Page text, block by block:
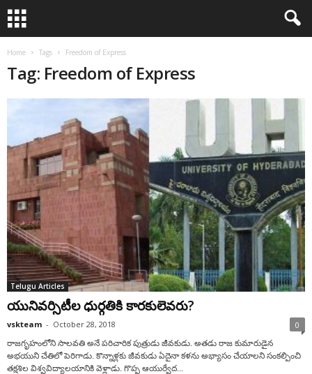
Home Tags Freedom of Express
Tag: Freedom of Express
Telugu Articles
యునివర్సిటీల ధుర్గతికి కారకులెవరు?
vskteam - October 28, 2018 0
రాజగృహంలోని సాలవతి అనే పరిచారిక పుత్రుడు జీవకుడు. అతడు రాజ కుమారుడైన
అభయుని చేతిలో పెరిగాడు. కొన్నాళ్లకు జీవకుడు ఏదైనా కళను అభ్యాసం చేయాలని సంకల్పించి
తక్షశిల విశ్వవిద్యాలయానికి వెళ్లాడు. గొప్ప ఆయుర్వేద...